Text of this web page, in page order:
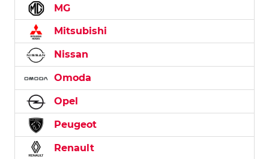
MG
Mitsubishi
Nissan
Omoda
Opel
Peugeot
Renault